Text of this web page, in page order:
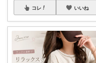
コレ いいね